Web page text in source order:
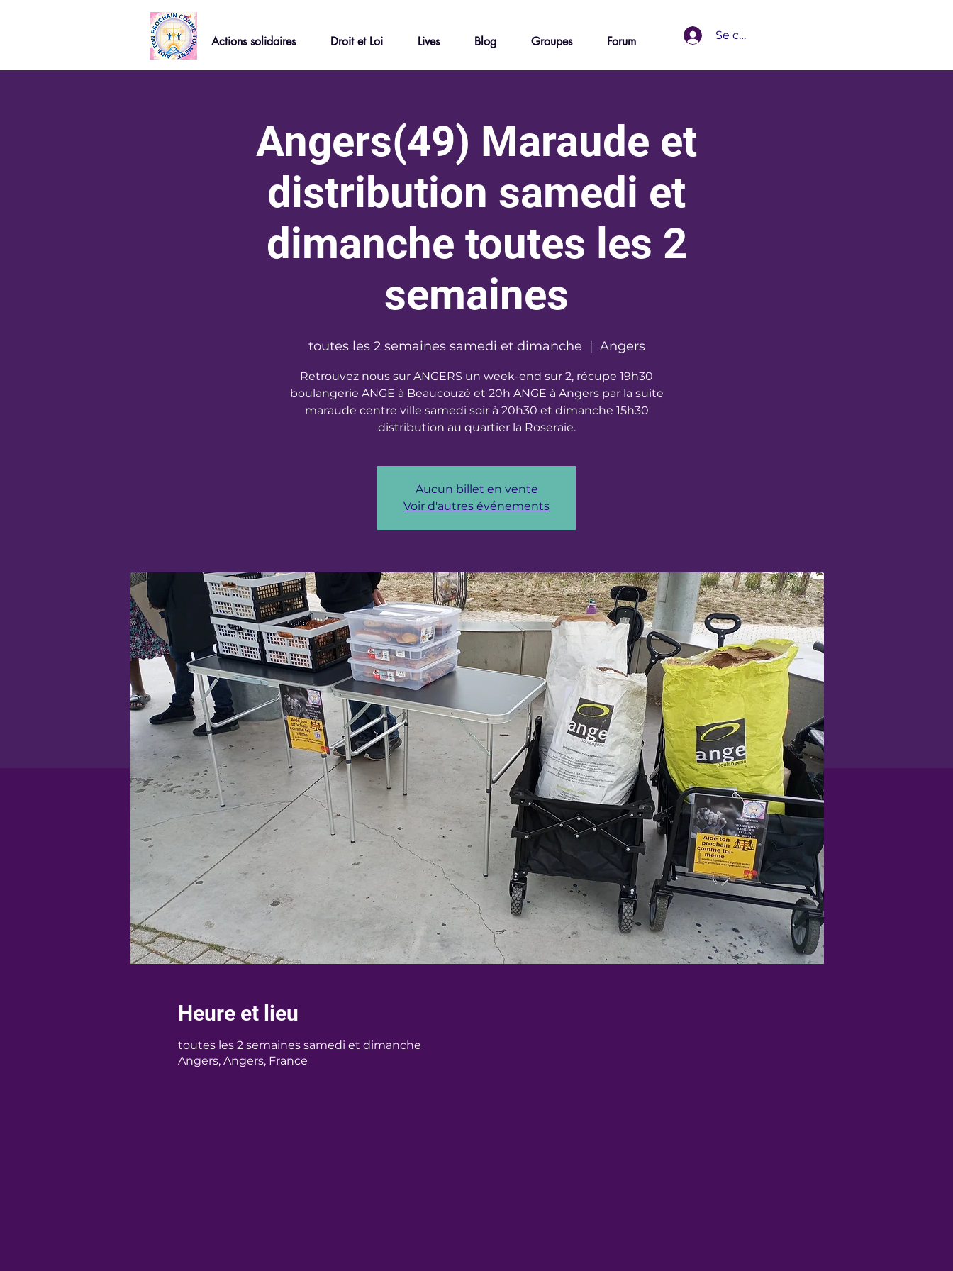
Actions solidaires Droit et Loi Lives Blog Groupes Forum Se connecter
Angers(49) Maraude et
distribution samedi et
dimanche toutes les 2
semaines
toutes les 2 semaines samedi et dimanche
  |
Angers
Retrouvez nous sur ANGERS un week-end sur 2, récupe 19h30
boulangerie ANGE à Beaucouzé et 20h ANGE à Angers par la suite
maraude centre ville samedi soir à 20h30 et dimanche 15h30
distribution au quartier la Roseraie.
Aucun billet en vente
Voir d'autres événements
Heure et lieu
toutes les 2 semaines samedi et dimanche
Angers, Angers, France